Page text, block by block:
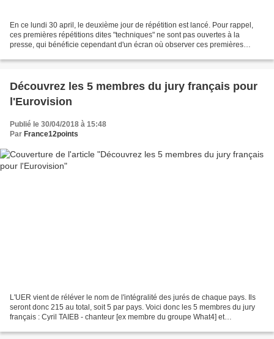
En ce lundi 30 april, le deuxième jour de répétition est lancé. Pour rappel,
ces premières répétitions dites "techniques" ne sont pas ouvertes à la
presse, qui bénéficie cependant d'un écran où observer ces premières
Découvrez les 5 membres du jury français pour
l'Eurovision
Publié le 30/04/2018 à 15:48
Par France12points
L'UER vient de réléver le nom de l'intégralité des jurés de chaque pays. Ils
seront donc 215 au total, soit 5 par pays. Voici donc les 5 membres du jury
français : Cyril TAIEB - chanteur [ex membre du groupe What4] et